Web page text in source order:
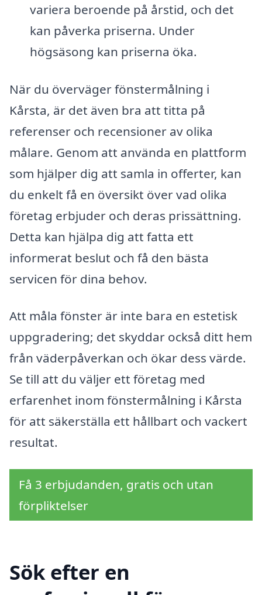
variera beroende på årstid, och det
kan påverka priserna. Under
högsäsong kan priserna öka.
När du överväger fönstermålning i
Kårsta, är det även bra att titta på
referenser och recensioner av olika
målare. Genom att använda en plattform
som hjälper dig att samla in offerter, kan
du enkelt få en översikt över vad olika
företag erbjuder och deras prissättning.
Detta kan hjälpa dig att fatta ett
informerat beslut och få den bästa
servicen för dina behov.
Att måla fönster är inte bara en estetisk
uppgradering; det skyddar också ditt hem
från väderpåverkan och ökar dess värde.
Se till att du väljer ett företag med
erfarenhet inom fönstermålning i Kårsta
för att säkerställa ett hållbart och vackert
resultat.
Få 3 erbjudanden, gratis och utan
förpliktelser
Sök efter en